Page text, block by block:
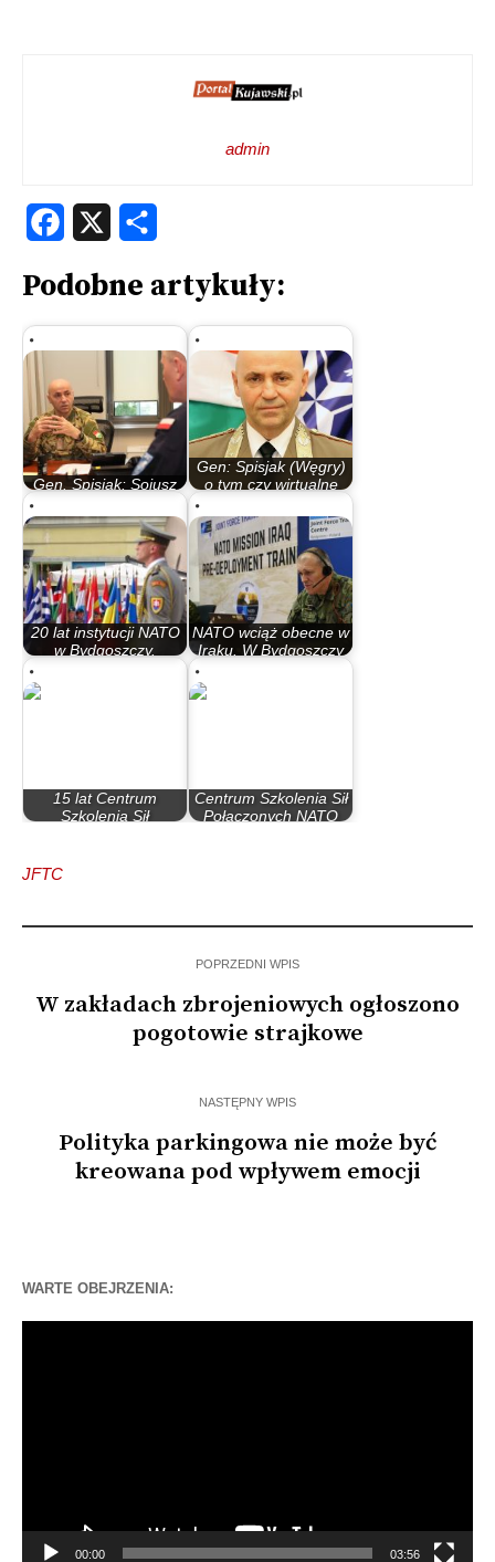
admin
Facebook
Podobne artykuły:
Gen. Spisjak: Sojusz
cały czas się zmienia
Gen: Spisjak (Węgry)
o tym czy wirtualne
20 lat instytucji NATO
w Bydgoszczy.
NATO wciąż obecne w
Iraku. W Bydgoszczy
15 lat Centrum
Szkolenia Sił
Centrum Szkolenia Sił
Połączonych NATO
JFTC
POPRZEDNI WPIS
W zakładach zbrojeniowych ogłoszono
pogotowie strajkowe
NASTĘPNY WPIS
Polityka parkingowa nie może być
kreowana pod wpływem emocji
WARTE OBEJRZENIA:
00:00 03:56